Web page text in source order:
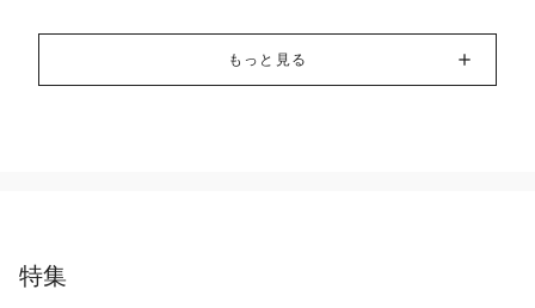
もっと見る
特集